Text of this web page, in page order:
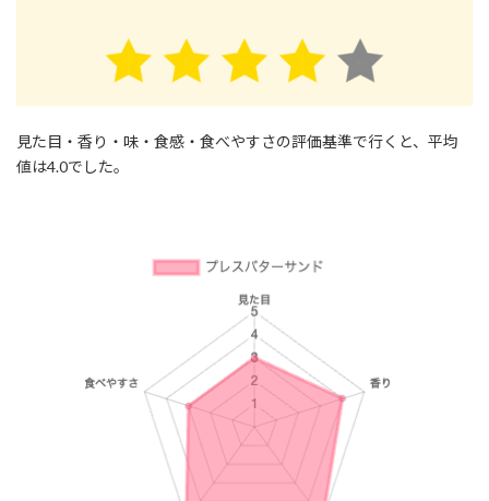
見た目・香り・味・食感・食べやすさの評価基準で行くと、平均
値は4.0でした。